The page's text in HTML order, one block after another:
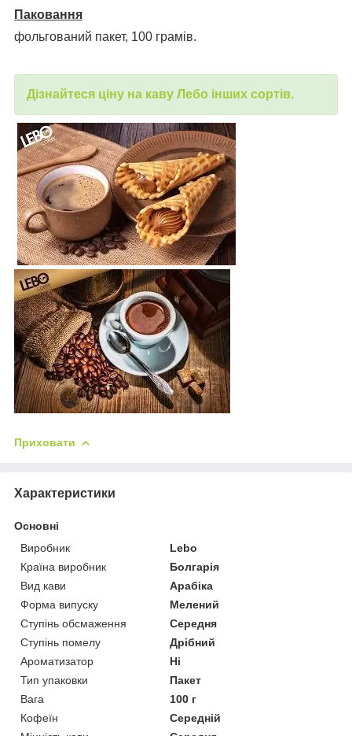
Паковання
фольгований пакет, 100 грамів.
Дізнайтеся ціну на каву Лебо інших сортів.
Приховати
Характеристики
Основні
Виробник
Lebo
Країна виробник
Болгарія
Вид кави
Арабіка
Форма випуску
Мелений
Ступінь обсмаження
Середня
Ступінь помелу
Дрібний
Ароматизатор
Ні
Тип упаковки
Пакет
Вага
100 г
Кофеїн
Середній